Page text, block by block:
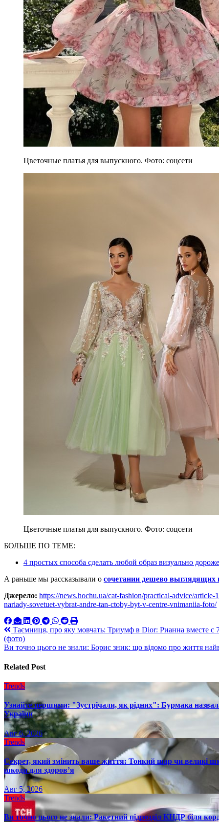
Цветочные платья для выпускного. Фото: соцсети
Цветочные платья для выпускного. Фото: соцсети
БОЛЬШЕ ПО ТЕМЕ:
4 простых способа сделать любой образ визуально
А раньше мы рассказывали о сочетании дешево выглядящих
Джерело: https://news.hochu.ua/cat-fashion/practical-advice/
nariady-sovetuet-vybrat-andre-tan-ctoby-byt-v-centre-vnimaniia-foto/
Навигация
по
Таємниця, про яку мовчать: Триумф в Dior: Рианна вместе с
(фото)
Ви точно цього не знали: Борис зник: що відомо про життя
Related Post
Trends
Узнайте першими: "Зустрічали, як рідних": Бурмака
України
Авг 6, 2026
Trends
Секрет, який змінить ваше життя: Тонкий шар чи великі
шкоди для здоров’я
Авг 5, 2026
Trends
Ви точно цього не знали: Ракетний підрозділ КНДР біля